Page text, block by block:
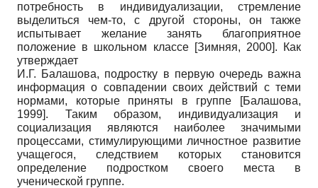
потребность в индивидуализации, стремление
выделиться чем-то, с другой стороны, он также
испытывает желание занять благоприятное
положение в школьном классе [Зимняя, 2000]. Как
утверждает
И.Г. Балашова, подростку в первую очередь важна
информация о совпадении своих действий с теми
нормами, которые приняты в группе
[Балашова,
1999]. Таким образом, индивидуализация и
социализация являются наиболее значимыми
процессами, стимулирующими личностное развитие
учащегося, следствием которых становится
определение подростком своего места в
ученической группе.